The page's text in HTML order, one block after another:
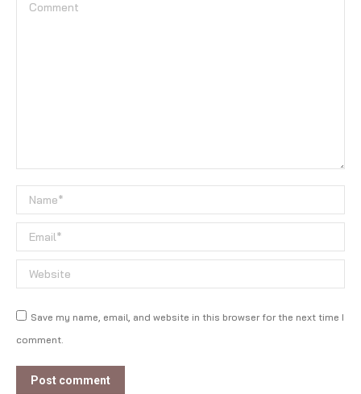
Comment
Name *
Email *
Website
Save my name, email, and website in this browser for the next time I
comment.
Post comment